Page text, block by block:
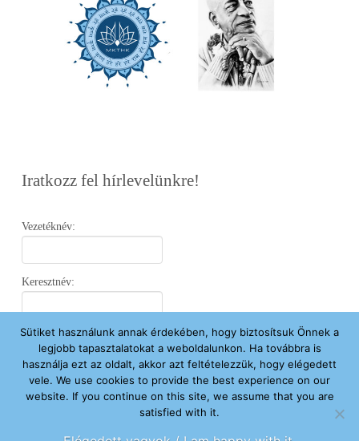
Iratkozz fel hírlevelünkre!
Vezetéknév:
Keresztnév:
Email:
Elfogadom az Adatvédelmi Nyilatkozatot .
Sütiket használunk annak érdekében, hogy biztosítsuk Önnek a
legjobb tapasztalatokat a weboldalunkon. Ha továbbra is
használja ezt az oldalt, akkor azt feltételezzük, hogy elégedett
vele. We use cookies to provide the best experience on our
website. If you continue on this site, we assume that you are
satisfied with it.